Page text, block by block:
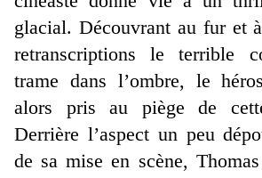
glacial. Découvrant au fur et
retranscriptions le terrible
trame dans l’ombre, le
alors pris au piège de
Derrière l’aspect un peu
de sa mise en scène,